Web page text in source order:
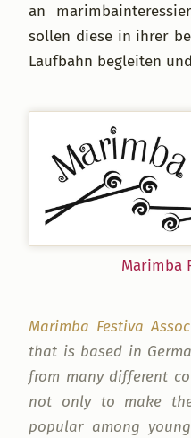
an
sollen diese in ihrer
Laufbahn begleiten
Marimba
Marimba Festiva
that is based in
from many different
not only to make
popular among